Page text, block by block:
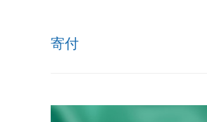
寄付